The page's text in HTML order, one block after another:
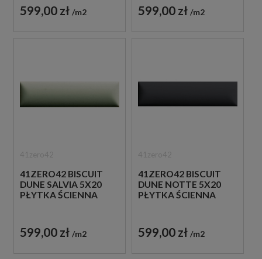
599,00 zł m2 599,00 zł m2
41ZERO42 BISCUIT
DUNE SALVIA 5X20
PŁYTKA ŚCIENNA
599,00 zł m2
41ZERO42 BISCUIT
DUNE NOTTE 5X20
PŁYTKA ŚCIENNA
599,00 zł m2